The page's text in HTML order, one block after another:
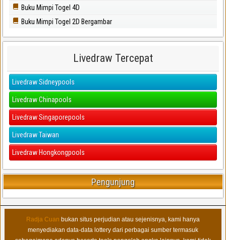
Buku Mimpi Togel 4D
Buku Mimpi Togel 2D Bergambar
Livedraw Tercepat
Livedraw Sidneypools
Livedraw Chinapools
Livedraw Singaporepools
Livedraw Taiwan
Livedraw Hongkongpools
Pengunjung
Radja Cuan bukan situs perjudian atau sejenisnya, kami hanya
menyediakan data-data lottery dari perbagai sumber termasuk